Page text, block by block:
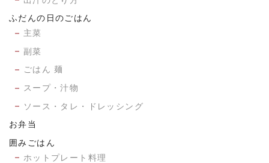
ふだんの日のごはん
主菜
副菜
ごはん 麺
スープ・汁物
ソース・タレ・ドレッシング
お弁当
囲みごはん
ホットプレート料理